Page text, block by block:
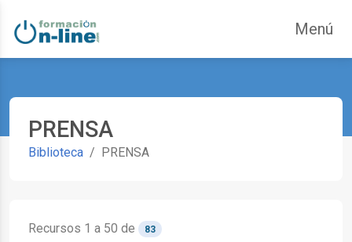
Menú
PRENSA
Biblioteca PRENSA
Recursos 1 a 50 de 83